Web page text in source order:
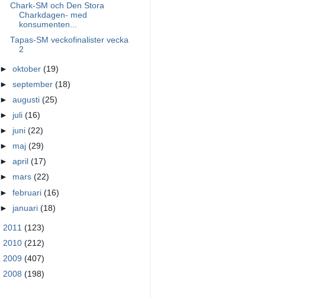
Chark-SM och Den Stora
Charkdagen- med
konsumenten...
Tapas-SM veckofinalister vecka
2
►oktober(19)
►september(18)
►augusti(25)
► juli(16)
► juni(22)
► maj(29)
►april(17)
► mars(22)
►februari(16)
► januari(18)
2011 (123)
2010 (212)
2009 (407)
2008 (198)